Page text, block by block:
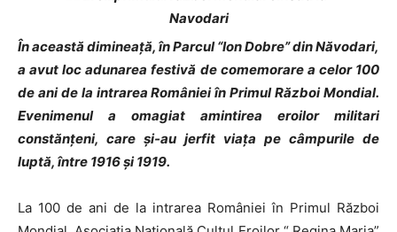
În această dimineață, în Parcul “Ion Dobre” din Năvodari,
a avut loc adunarea festivă de comemorare a celor 100
de ani de la intrarea României în Primul Război Mondial.
Evenimenul a omagiat amintirea eroilor militari
constănțeni, care și-au jerfit viața pe câmpurile de
luptă, între 1916 și 1919.
La 100 de ani de la intrarea României în Primul Război